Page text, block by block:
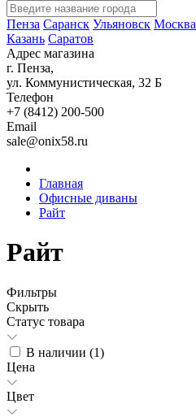
Пенза Саранск Ульяновск Москва
Казань Саратов
Адрес магазина
г. Пенза,
ул. Коммунистическая, 32 Б
Телефон
+7 (8412) 200-500
Email
sale@onix58.ru
Главная
Офисные диваны
Райт
Райт
Фильтры
Скрыть
Статус товара
В наличии (1)
Цена
Цвет